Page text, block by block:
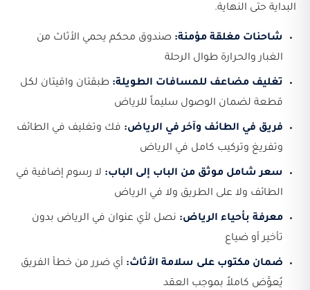
البداية حتى النهاية.
شاحنات مغلقة مؤمنة: صندوق محكم يحمي الأثاث من
الغبار والحرارة طوال الرحلة
تغليف مضاعف للمسافات الطويلة: طبقتان واقيتان لكل
قطعة لضمان الوصول سليماً للرياض
فريق في الطائف وآخر في الرياض: فك وتغليف في الطائف
وتفريغ وتركيب كامل في الرياض
سعر شامل موثق من الباب إلى الباب: لا رسوم إضافية في
الطائف ولا على الطريق ولا في الرياض
معرفة بأحياء الرياض: نصل لأي عنوان في الرياض بدون
تأخير أو ضياع
ضمان مكتوب على سلامة الأثاث: أي ضرر من خطأ الفريق
يُعوَّض كاملاً بموجب العقد